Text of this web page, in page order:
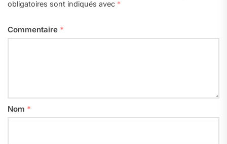
obligatoires sont indiqués avec *
Commentaire *
Nom *